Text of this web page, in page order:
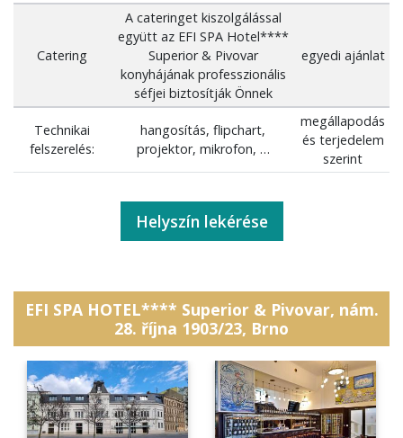
Catering
A cateringet kiszolgálással
együtt az EFI SPA Hotel****
Superior & Pivovar
konyhájának professzionális
séfjei biztosítják Önnek
egyedi ajánlat
Technikai
felszerelés:
hangosítás, flipchart,
projektor, mikrofon, …
megállapodás
és terjedelem
szerint
Helyszín lekérése
EFI SPA HOTEL**** Superior & Pivovar, nám.
28. října 1903/23, Brno